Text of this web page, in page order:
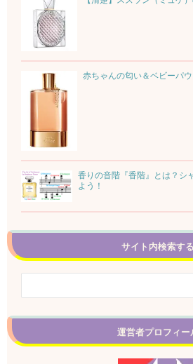
赤ちゃんの匂い＆ベビーパ
香りの音階『香階』とは？シ
よう！
サイト内検索する
運営者プロフィー